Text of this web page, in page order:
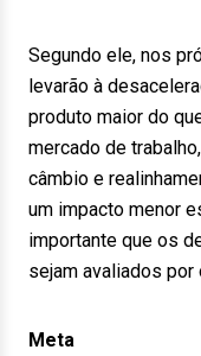
Segundo ele, nos
levarão à
produto maior do
mercado de
câmbio e
um impacto menor
importante que os
sejam avaliados por
Meta